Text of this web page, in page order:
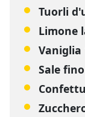
Tuorli
Limone
Vaniglia
Sale fino